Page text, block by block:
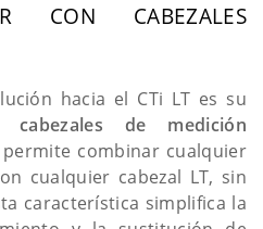
CON CABEZALES
hacia el CTi LT es su
cabezales de medición
combinar cualquier
cualquier cabezal LT, sin
característica simplifica la